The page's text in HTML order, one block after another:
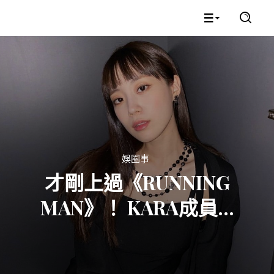
娛圈事
才剛上過《RUNNING
MAN》！ KARA成員...